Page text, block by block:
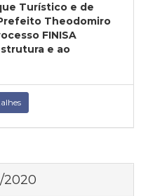
Turístico e de
Theodomiro
FINISA
e ao
2020